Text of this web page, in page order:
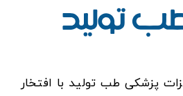
پزشکی طب تولید با افتخار